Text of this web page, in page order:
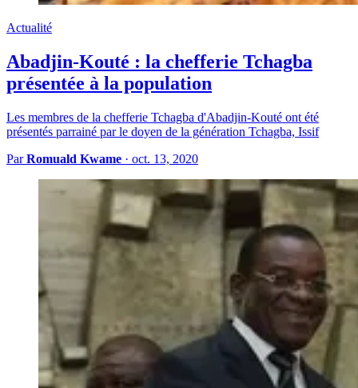
Actualité
Abadjin-Kouté : la chefferie Tchagba
présentée à la population
Les membres de la chefferie Tchagba d'Abadjin-Kouté ont été
présentés parrainé par le doyen de la génération Tchagba, Issif
ParRomuald Kwame · oct. 13, 2020